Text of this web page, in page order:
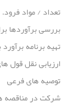
تعداد / مواد فرود.
بررسی برآوردها
تهیه برنامه
ارزیابی نقل قول
توصیه های فرعی
شرکت در مناقصه